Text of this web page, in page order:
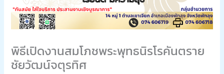
พิธีเปิดงานสมโภชพระพุทธนิรโรคันตราย
ชัยวัฒน์จตุรทิศ